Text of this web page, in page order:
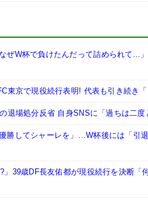
ぜW杯で負けたんだって詰められて...
京で現役続行表明! 代表も引き続き「
退場処分反省 自身SNSに「過ちは二度
勝してシャーレを」…W杯後には「引
39歳DF長友佑都が現役続行を決断「